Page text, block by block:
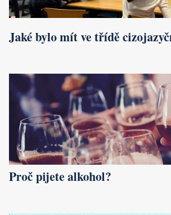
Jaké bylo mít ve třídě
Proč pijete alkohol?